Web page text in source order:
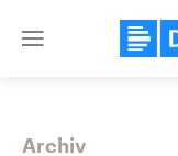
Close
Archiv